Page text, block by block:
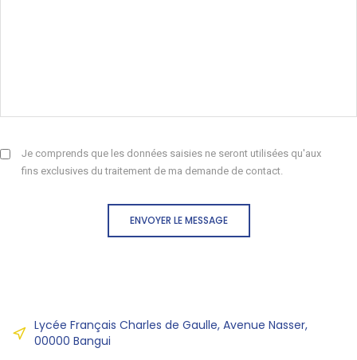
Je comprends que les données saisies ne seront utilisées qu'aux
fins exclusives du traitement de ma demande de contact.
ENVOYER LE MESSAGE
Lycée Français Charles de Gaulle, Avenue Nasser,
00000 Bangui